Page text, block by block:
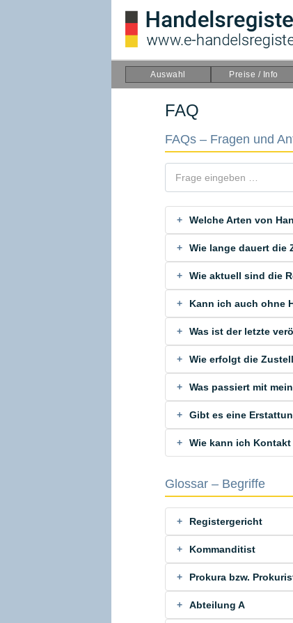
Auswahl Preise / Info
FAQ
FAQs – Fragen und
Welche Arten von
Wie lange dauert die
Wie aktuell sind die
Kann ich auch ohne
Was ist der letzte
Wie erfolgt die
Was passiert mit
Gibt es eine
Wie kann ich
Glossar – Begriffe
Registergericht
Kommanditist
Prokura bzw.
Abteilung A